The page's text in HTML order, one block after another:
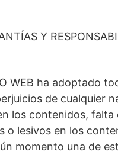
Y
WEB ha adoptado
de cualquier
los contenidos,
o lesivos en los
momento una de